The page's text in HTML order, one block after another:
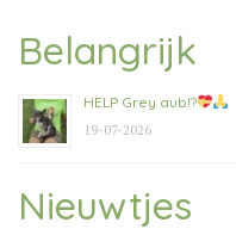
Belangrijk
HELP Grey aub!?
19-07-2026
Nieuwtjes